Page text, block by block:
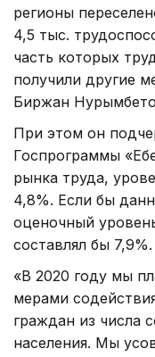
регионы
4,5 тыс.
часть которых
получили другие
Биржан
При этом он
Госпрограммы
рынка труда,
4,8%. Если бы
оценочный
составлял бы 7,9%.
«В 2020 году мы
мерами
граждан из числа
населения. Мы